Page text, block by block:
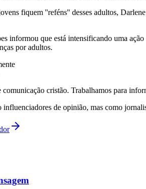
fiquem ''reféns'' desses adultos,
informou que está intensificando uma
por adultos.
comunicação cristão. Trabalhamos para
influenciadores de opinião, mas como